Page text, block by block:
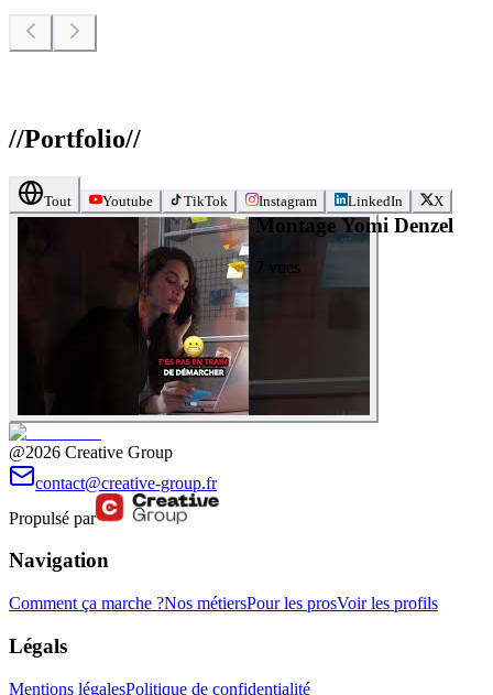
//Portfolio//
Tout Youtube TikTok Instagram LinkedIn X
Montage Yomi Denzel
7 vues
@2026 Creative Group
contact@creative-group.fr
Propulsé par
Navigation
Comment ça marche ?Nos métiersPour les prosVoir les profils
Légals
Mentions légalesPolitique de confidentialité